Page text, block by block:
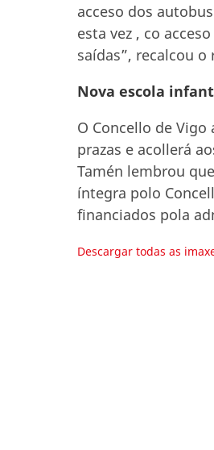
acceso dos
esta vez , co
saídas”, recalcou o
Nova escola
O Concello de
prazas e acollerá
Tamén lembrou
íntegra polo
financiados pola
Descargar todas as